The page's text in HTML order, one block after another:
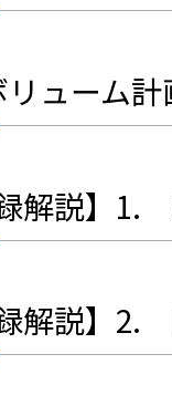
ューム計
録解説】
録解説】